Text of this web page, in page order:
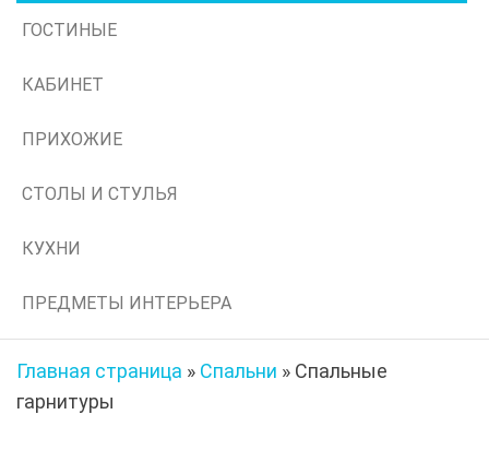
ГОСТИНЫЕ
КАБИНЕТ
ПРИХОЖИЕ
СТОЛЫ И СТУЛЬЯ
КУХНИ
ПРЕДМЕТЫ ИНТЕРЬЕРА
Главная страница » Спальни » Спальные
гарнитуры